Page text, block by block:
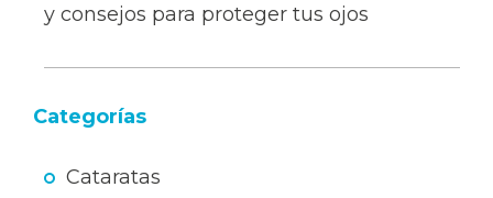
y consejos para proteger tus ojos
Categorías
Cataratas